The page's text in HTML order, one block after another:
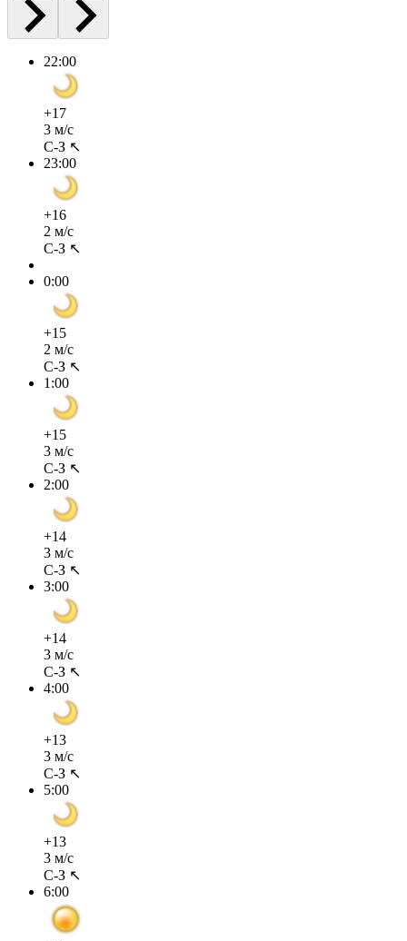
22:00
+17
3 м/с
С-З ↖
23:00
+16
2 м/с
С-З ↖
0:00
+15
2 м/с
С-З ↖
1:00
+15
3 м/с
С-З ↖
2:00
+14
3 м/с
С-З ↖
3:00
+14
3 м/с
С-З ↖
4:00
+13
3 м/с
С-З ↖
5:00
+13
3 м/с
С-З ↖
6:00